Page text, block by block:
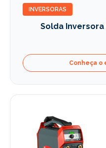
INVERSORAS
Solda
Conheça o